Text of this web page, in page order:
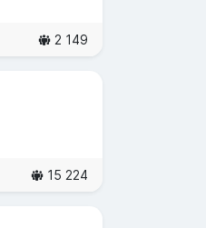
2 149
15 224